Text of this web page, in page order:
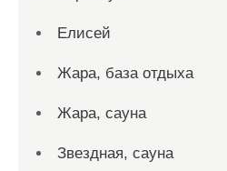
Елисей
Жара, база отдыха
Жара, сауна
Звездная, сауна